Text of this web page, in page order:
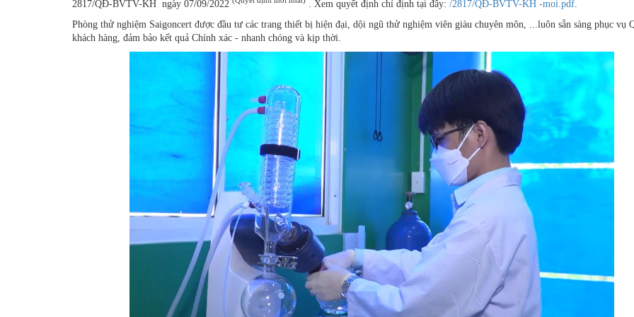
2817/QĐ-BVTV-KH ngày 07/09/2022 . Xem quyết định chỉ định tại đây: /2817/QĐ-BVTV-KH -moi.pdf
Phòng thử nghiệm Saigoncert được đầu tư các trang thiết bị hiện đại, dội ngũ thử nghiệm viên giàu chuyên môn, ...luôn sẵn sàng phục vụ
khách hàng, đảm bảo kết quả Chính xác - nhanh chóng và kịp thời.